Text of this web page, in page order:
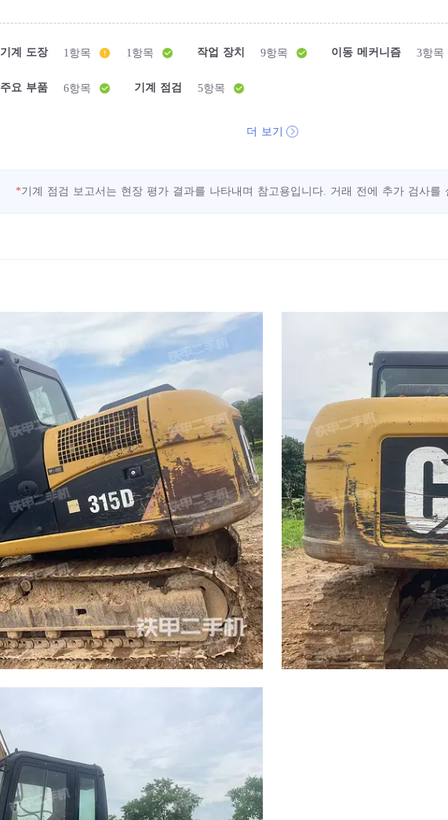
기계 도장 1항목
1항목 작업 장치 9항목 이동 메커니즘 3항목
주요 부품 6항목 기계 점검 5항목
더 보기
*기계 점검 보고서는 현장 평가 결과를 나타내며 참고용입니다. 거래 전에 추가 검사를